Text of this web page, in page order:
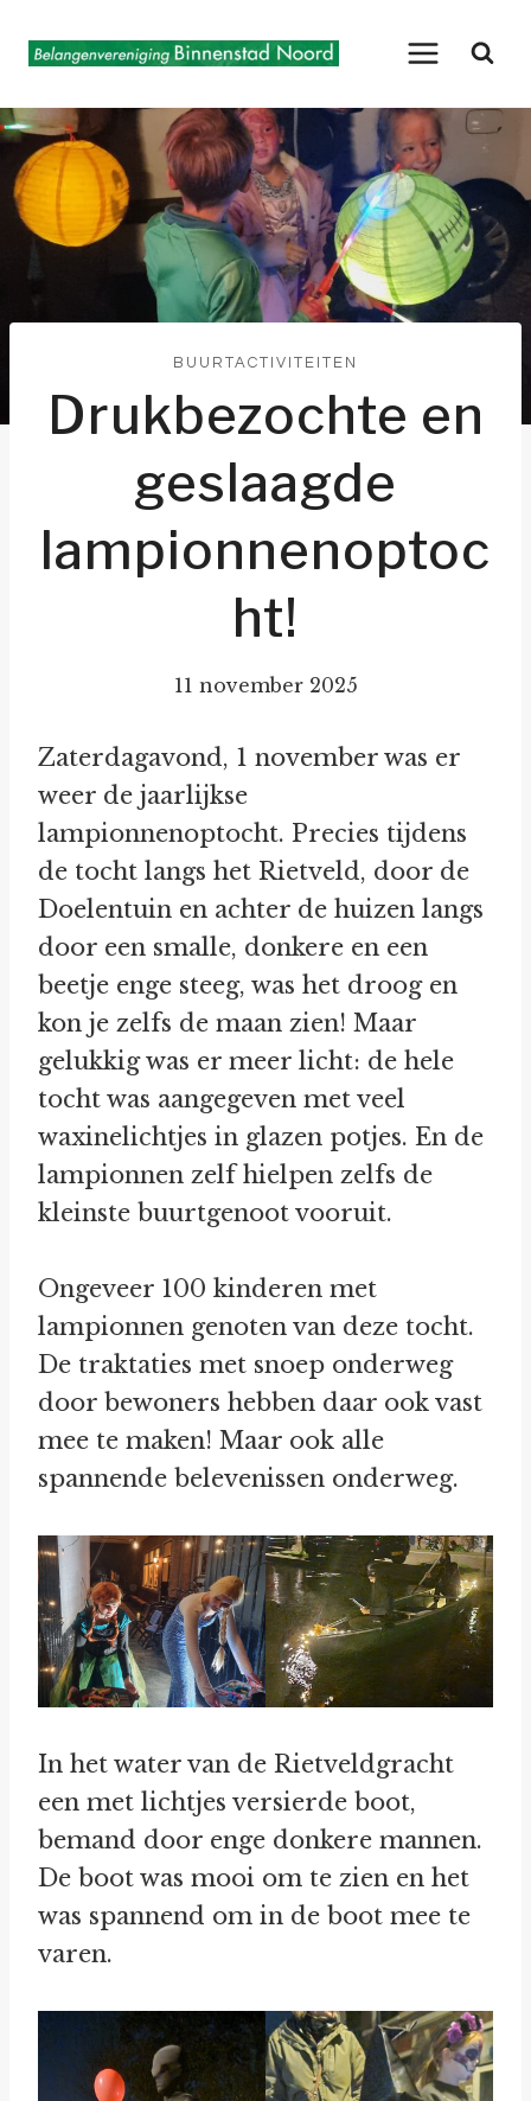
naar
BUURTACTIVITEITEN
Drukbezochte en
geslaagde
lampionnenoptoc
ht!
11 november 2025
Zaterdagavond, 1 november was er
weer de jaarlijkse
lampionnenoptocht. Precies tijdens
de tocht langs het Rietveld, door de
Doelentuin en achter de huizen langs
door een smalle, donkere en een
beetje enge steeg, was het droog en
kon je zelfs de maan zien! Maar
gelukkig was er meer licht: de hele
tocht was aangegeven met veel
waxinelichtjes in glazen potjes. En de
lampionnen zelf hielpen zelfs de
kleinste buurtgenoot vooruit.
Ongeveer 100 kinderen met
lampionnen genoten van deze tocht.
De traktaties met snoep onderweg
door bewoners hebben daar ook vast
mee te maken! Maar ook alle
spannende belevenissen onderweg.
In het water van de Rietveldgracht
een met lichtjes versierde boot,
bemand door enge donkere mannen.
De boot was mooi om te zien en het
was spannend om in de boot mee te
varen.